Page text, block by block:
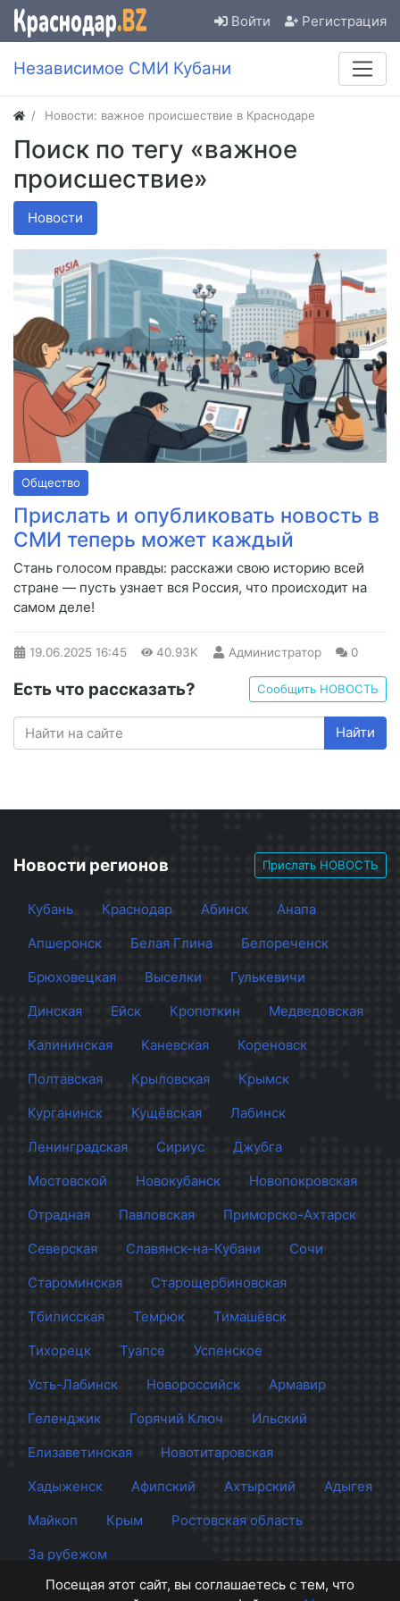
Войти Регистрация
Независимое СМИ Кубани
Новости: важное происшествие в Краснодаре
Поиск по тегу «важное
происшествие»
Новости
Общество
Прислать и опубликовать новость в
СМИ теперь может каждый
Стань голосом правды: расскажи свою историю всей
стране — пусть узнает вся Россия, что происходит на
самом деле!
19.06.2025 16:45 40.93K Администратор 0
Есть что рассказать? Сообщить НОВОСТЬ
Найти
Новости регионов Прислать НОВОСТЬ
Кубань Краснодар Абинск
Анапа
Апшеронск
Белая Глина
Белореченск
Брюховецкая
Выселки
Гулькевичи
Динская
Ейск Кропоткин
Медведовская
Калининская
Каневская
Кореновск
Полтавская
Крыловская
Крымск
Курганинск
Кущёвская
Лабинск
Ленинградская
Сириус
Джубга
Мостовской
Новокубанск
Новопокровская
Отрадная
Павловская
Приморско-Ахтарск
Северская
Славянск-на-Кубани
Сочи
Староминская
Старощербиновская
Тбилисская
Темрюк
Тимашёвск
Тихорецк
Туапсе
Успенское
Усть-Лабинск
Новороссийск
Армавир
Геленджик
Горячий Ключ
Ильский
Елизаветинская
Новотитаровская
Хадыженск
Афипский Ахтырский
Адыгея
Майкоп
Крым
Ростовская область
За рубежом
Посещая этот сайт, вы соглашаетесь с тем, что